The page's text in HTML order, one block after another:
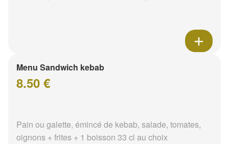
Menu Sandwich kebab
8.50 €
Pain ou galette, émincé de kebab, salade, tomates,
oignons + frites + 1 boisson 33 cl au choix